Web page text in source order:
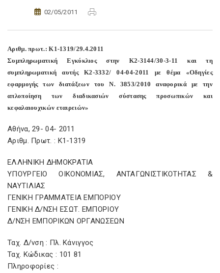
02/05/2011
Αριθμ. πρωτ.: Κ1-1319/29.4.2011
Συμπληρωματική Εγκύκλιος στην Κ2-3144/30-3-11 και τη
συμπληρωματική αυτής Κ2-3332/ 04-04-2011 με θέμα «Οδηγίες
εφαρμογής των διατάξεων του Ν. 3853/2010 αναφορικά με την
απλοποίηση των διαδικασιών σύστασης προσωπικών και
κεφαλαιουχικών εταιρειών»
Αθήνα, 29- 04- 2011
Αριθμ. Πρωτ. : Κ1-1319
ΕΛΛΗΝΙΚΗ ΔΗΜΟΚΡΑΤΙΑ
ΥΠΟΥΡΓΕΙΟ ΟΙΚΟΝΟΜΙΑΣ, ΑΝΤΑΓΩΝΙΣΤΙΚΟΤΗΤΑΣ &
ΝΑΥΤΙΛΙΑΣ
ΓΕΝΙΚΗ ΓΡΑΜΜΑΤΕΙΑ ΕΜΠΟΡΙΟΥ
ΓΕΝΙΚΗ Δ/ΝΣΗ ΕΣΩΤ. ΕΜΠΟΡΙΟΥ
Δ/ΝΣΗ ΕΜΠΟΡΙΚΩΝ ΟΡΓΑΝΩΣΕΩΝ
Ταχ. Δ/νση : Πλ. Κάνιγγος
Ταχ. Κώδικας : 101 81
Πληροφορίες :